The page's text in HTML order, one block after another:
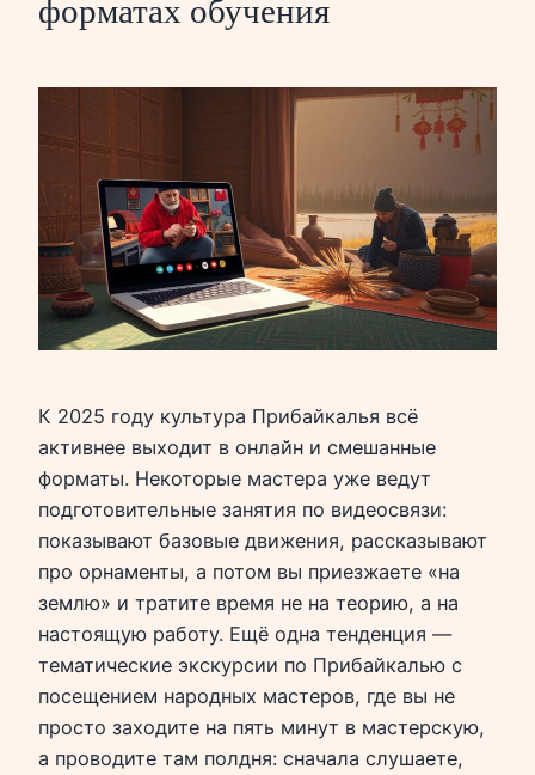
форматах обучения
К 2025 году культура Прибайкалья всё
активнее выходит в онлайн и смешанные
форматы. Некоторые мастера уже ведут
подготовительные занятия по видеосвязи:
показывают базовые движения, рассказывают
про орнаменты, а потом вы приезжаете «на
землю» и тратите время не на теорию, а на
настоящую работу. Ещё одна тенденция —
тематические экскурсии по Прибайкалью с
посещением народных мастеров, где вы не
просто заходите на пять минут в мастерскую,
а проводите там полдня: сначала слушаете,